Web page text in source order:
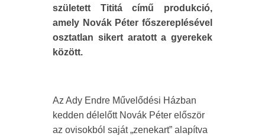
született Tititá című produkció,
amely Novák Péter főszereplésével
osztatlan sikert aratott a gyerekek
között.
Az Ady Endre Művelődési Házban
kedden délelőtt Novák Péter először
az ovisokból saját „zenekart” alapítva